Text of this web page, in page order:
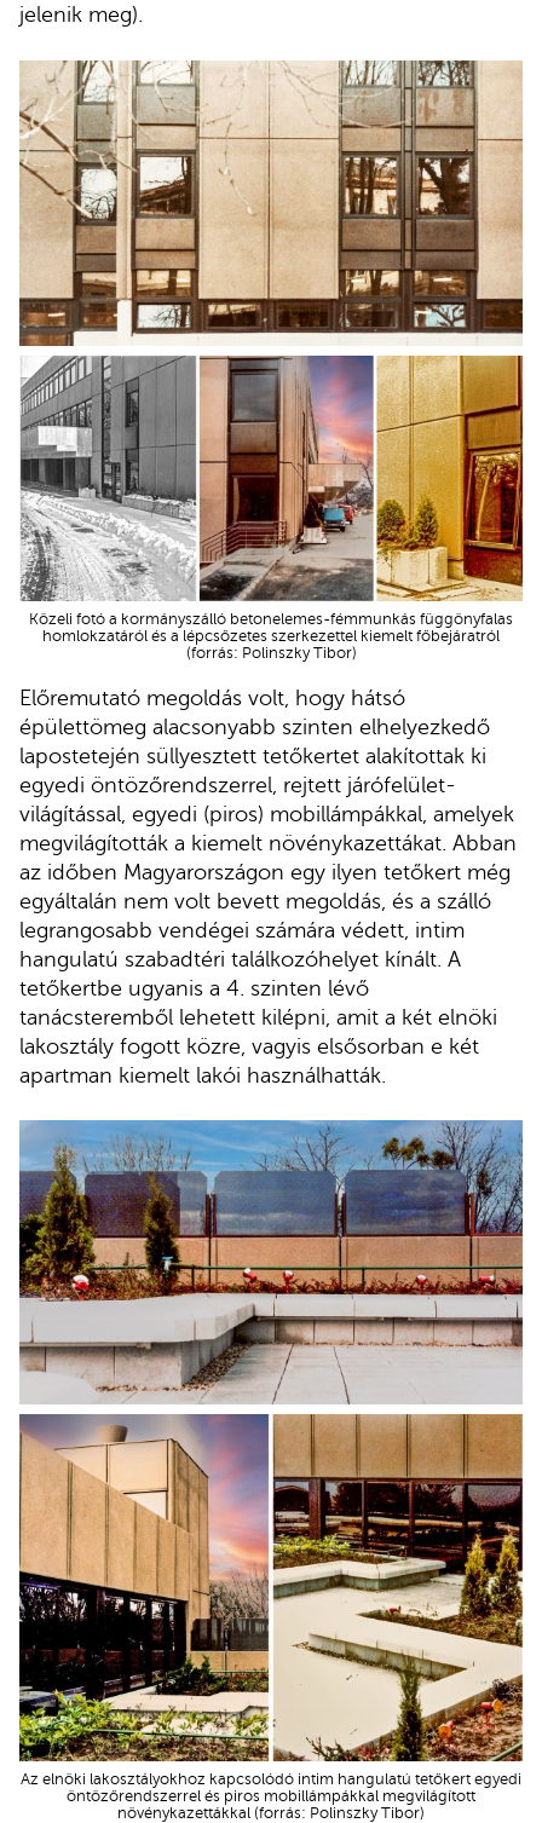
jelenik meg).
Közeli fotó a kormányszálló betonelemes-fémmunkás függönyfalas
homlokzatáról és a lépcsőzetes szerkezettel kiemelt főbejáratról
(forrás: Polinszky Tibor)
Előremutató megoldás volt, hogy hátsó
épülettömeg alacsonyabb szinten elhelyezkedő
lapostetején süllyesztett tetőkertet alakítottak ki
egyedi öntözőrendszerrel, rejtett járófelület-
világítással, egyedi (piros) mobillámpákkal, amelyek
megvilágították a kiemelt növénykazettákat. Abban
az időben Magyarországon egy ilyen tetőkert még
egyáltalán nem volt bevett megoldás, és a szálló
legrangosabb vendégei számára védett, intim
hangulatú szabadtéri találkozóhelyet kínált. A
tetőkertbe ugyanis a 4. szinten lévő
tanácsteremből lehetett kilépni, amit a két elnöki
lakosztály fogott közre, vagyis elsősorban e két
apartman kiemelt lakói használhatták.
Az elnöki lakosztályokhoz kapcsolódó intim hangulatú tetőkert egyedi
öntözőrendszerrel és piros mobillámpákkal megvilágított
növénykazettákkal (forrás: Polinszky Tibor)